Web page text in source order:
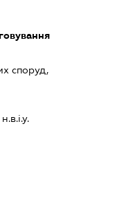
споруд,